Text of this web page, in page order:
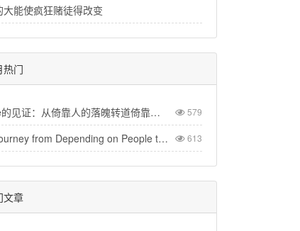
大能使疯狂赌徒得改变
热门
Zoe的见证：从倚靠人的落魄转道倚靠神的丰裕 579
A Journey from Depending on People to Trusting God 613
文章